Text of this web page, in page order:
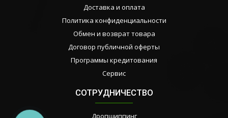
Доставка и оплата
Политика конфиденциальности
Обмен и возврат товара
Договор публичной оферты
Программы кредитования
Сервис
СОТРУДНИЧЕСТВО
Дропшиппинг